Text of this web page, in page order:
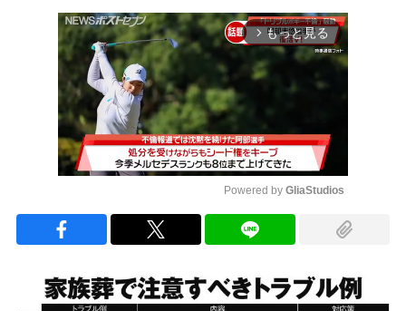
arrow_forward_ios もっと見る
Powered by GliaStudios